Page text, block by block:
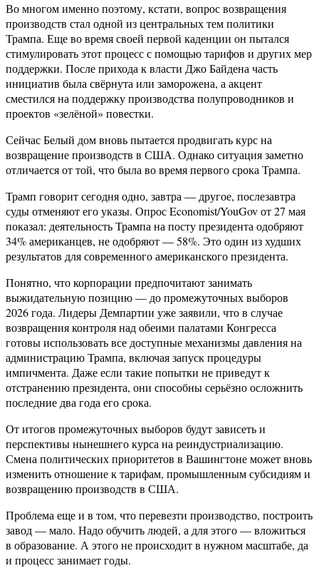
Во многом именно поэтому, кстати, вопрос возвращения
производств стал одной из центральных тем политики
Трампа. Еще во время своей первой каденции он пытался
стимулировать этот процесс с помощью тарифов и других мер
поддержки. После прихода к власти Джо Байдена часть
инициатив была свёрнута или заморожена, а акцент
сместился на поддержку производства полупроводников и
проектов «зелёной» повестки.
Сейчас Белый дом вновь пытается продвигать курс на
возвращение производств в США. Однако ситуация заметно
отличается от той, что была во время первого срока Трампа.
Трамп говорит сегодня одно, завтра — другое, послезавтра
суды отменяют его указы. Опрос Economist/YouGov от 27 мая
показал: деятельность Трампа на посту президента одобряют
34% американцев, не одобряют — 58%. Это один из худших
результатов для современного американского президента.
Понятно, что корпорации предпочитают занимать
выжидательную позицию — до промежуточных выборов
2026 года. Лидеры Демпартии уже заявили, что в случае
возвращения контроля над обеими палатами Конгресса
готовы использовать все доступные механизмы давления на
администрацию Трампа, включая запуск процедуры
импичмента. Даже если такие попытки не приведут к
отстранению президента, они способны серьёзно осложнить
последние два года его срока.
От итогов промежуточных выборов будут зависеть и
перспективы нынешнего курса на реиндустриализацию.
Смена политических приоритетов в Вашингтоне может вновь
изменить отношение к тарифам, промышленным субсидиям и
возвращению производств в США.
Проблема еще и в том, что перевезти производство, построить
завод — мало. Надо обучить людей, а для этого — вложиться
в образование. А этого не происходит в нужном масштабе, да
и процесс занимает годы.